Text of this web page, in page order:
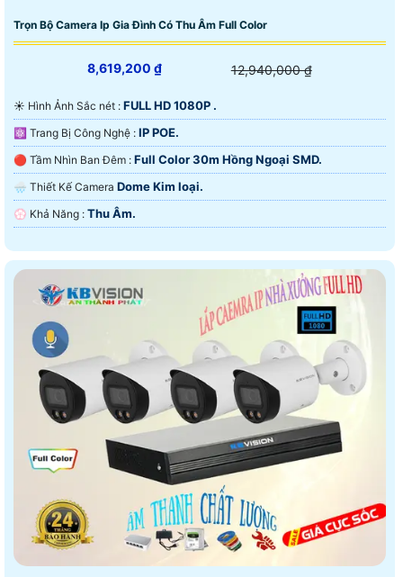
Trọn Bộ Camera Ip Gia Đình Có Thu Âm Full Color
8,619,200 ₫ 12,940,000 ₫
☀️ Hình Ảnh Sắc nét : FULL HD 1080P .
⚛️ Trang Bị Công Nghệ : IP POE.
🔴 Tầm Nhìn Ban Đêm : Full Color 30m Hồng Ngoại SMD.
🌧️ Thiết Kế Camera Dome Kim loại.
️💮 Khả Năng : Thu Âm.